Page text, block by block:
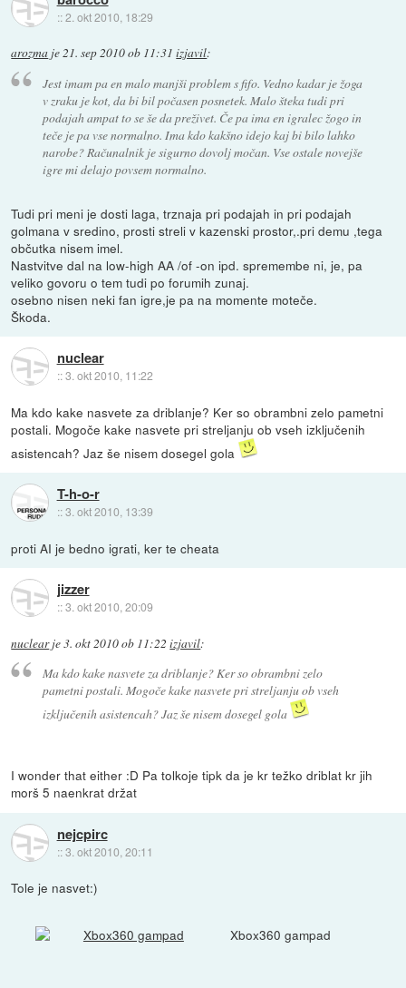
::2. okt 2010, 18:29
arozma je21. sep 2010 ob 11:31 izjavil:
Jest imam pa en malo manjši problem s fifo. Vedno kadar je žoga
v zraku je kot, da bi bil počasen posnetek. Malo šteka tudi pri
podajah ampat to se še da preživet. Če pa ima en igralec žogo in
teče je pa vse normalno. Ima kdo kakšno idejo kaj bi bilo lahko
narobe? Računalnik je sigurno dovolj močan. Vse ostale novejše
igre mi delajo povsem normalno.
Tudi pri meni je dosti laga, trznaja pri podajah in pri podajah
golmana v sredino, prosti streli v kazenski prostor,.pri demu ,tega
občutka nisem imel.
Nastvitve dal na low-high AA /of -on ipd. spremembe ni, je, pa
veliko govoru o tem tudi po forumih zunaj.
osebno nisen neki fan igre,je pa na momente moteče.
Škoda.
nuclear
::3. okt 2010, 11:22
Ma kdo kake nasvete za driblanje? Ker so obrambni zelo pametni
postali. Mogoče kake nasvete pri streljanju ob vseh izključenih
asistencah? Jaz še nisem dosegel gola
T-h-o-r
::3. okt 2010, 13:39
proti AI je bedno igrati, ker te cheata
jizzer
::3. okt 2010, 20:09
nuclearje3. okt 2010 ob 11:22 izjavil:
Ma kdo kake nasvete za driblanje? Ker so obrambni zelo
pametni postali. Mogoče kake nasvete pri streljanju ob vseh
izključenih asistencah? Jaz še nisem dosegel gola
I wonder that either :D Pa tolkoje tipk da je kr težko driblat kr jih
morš 5 naenkrat držat
nejcpirc
::3. okt 2010, 20:11
Tole je nasvet:)
Xbox360 gampad